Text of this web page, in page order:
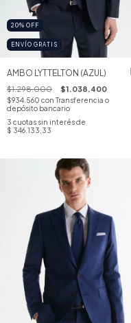
20% OFF
ENVÍO GRATIS
AMBO LYTTELTON (AZUL)
$1.298.000 $1.038.400
$934.560 con Transferencia o
depósito bancario
3 cuotas sin interés de
$ 346.133,33